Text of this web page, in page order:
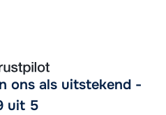
ons als uitstekend -
uit 5